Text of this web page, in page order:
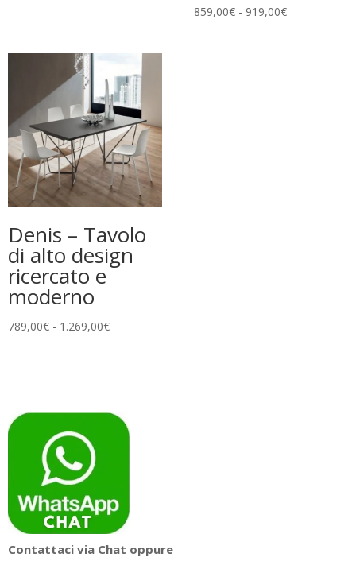
869,00€
a
949,00€
859,00€ - 919,00€Fascia
Denis – Tavolo
di alto design
ricercato e
moderno
789,00€ - 1.269,00€Fascia
a
1.269,00€
Contattaci via Chat oppure